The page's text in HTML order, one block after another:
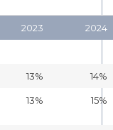
2023 2024
13% 14%
13% 15%